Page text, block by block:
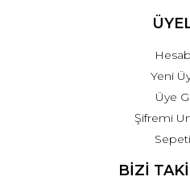
Yeni
Üye
Şifremi
BİZİ